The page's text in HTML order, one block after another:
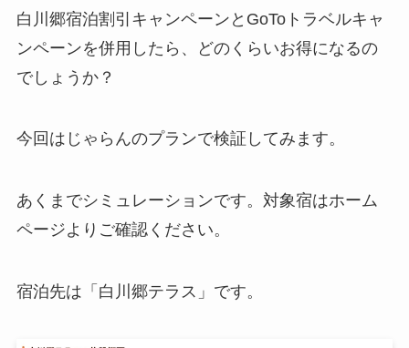
白川郷宿泊割引キャンペーンとGoToトラベルキャ
ンペーンを併用したら、どのくらいお得になるの
でしょうか？
今回はじゃらんのプランで検証してみます。
あくまでシミュレーションです。対象宿はホーム
ページよりご確認ください。
宿泊先は「白川郷テラス」です。